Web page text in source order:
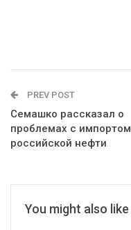
PREV POST
Семашко рассказал о
проблемах с импортом
российской нефти
You might also like